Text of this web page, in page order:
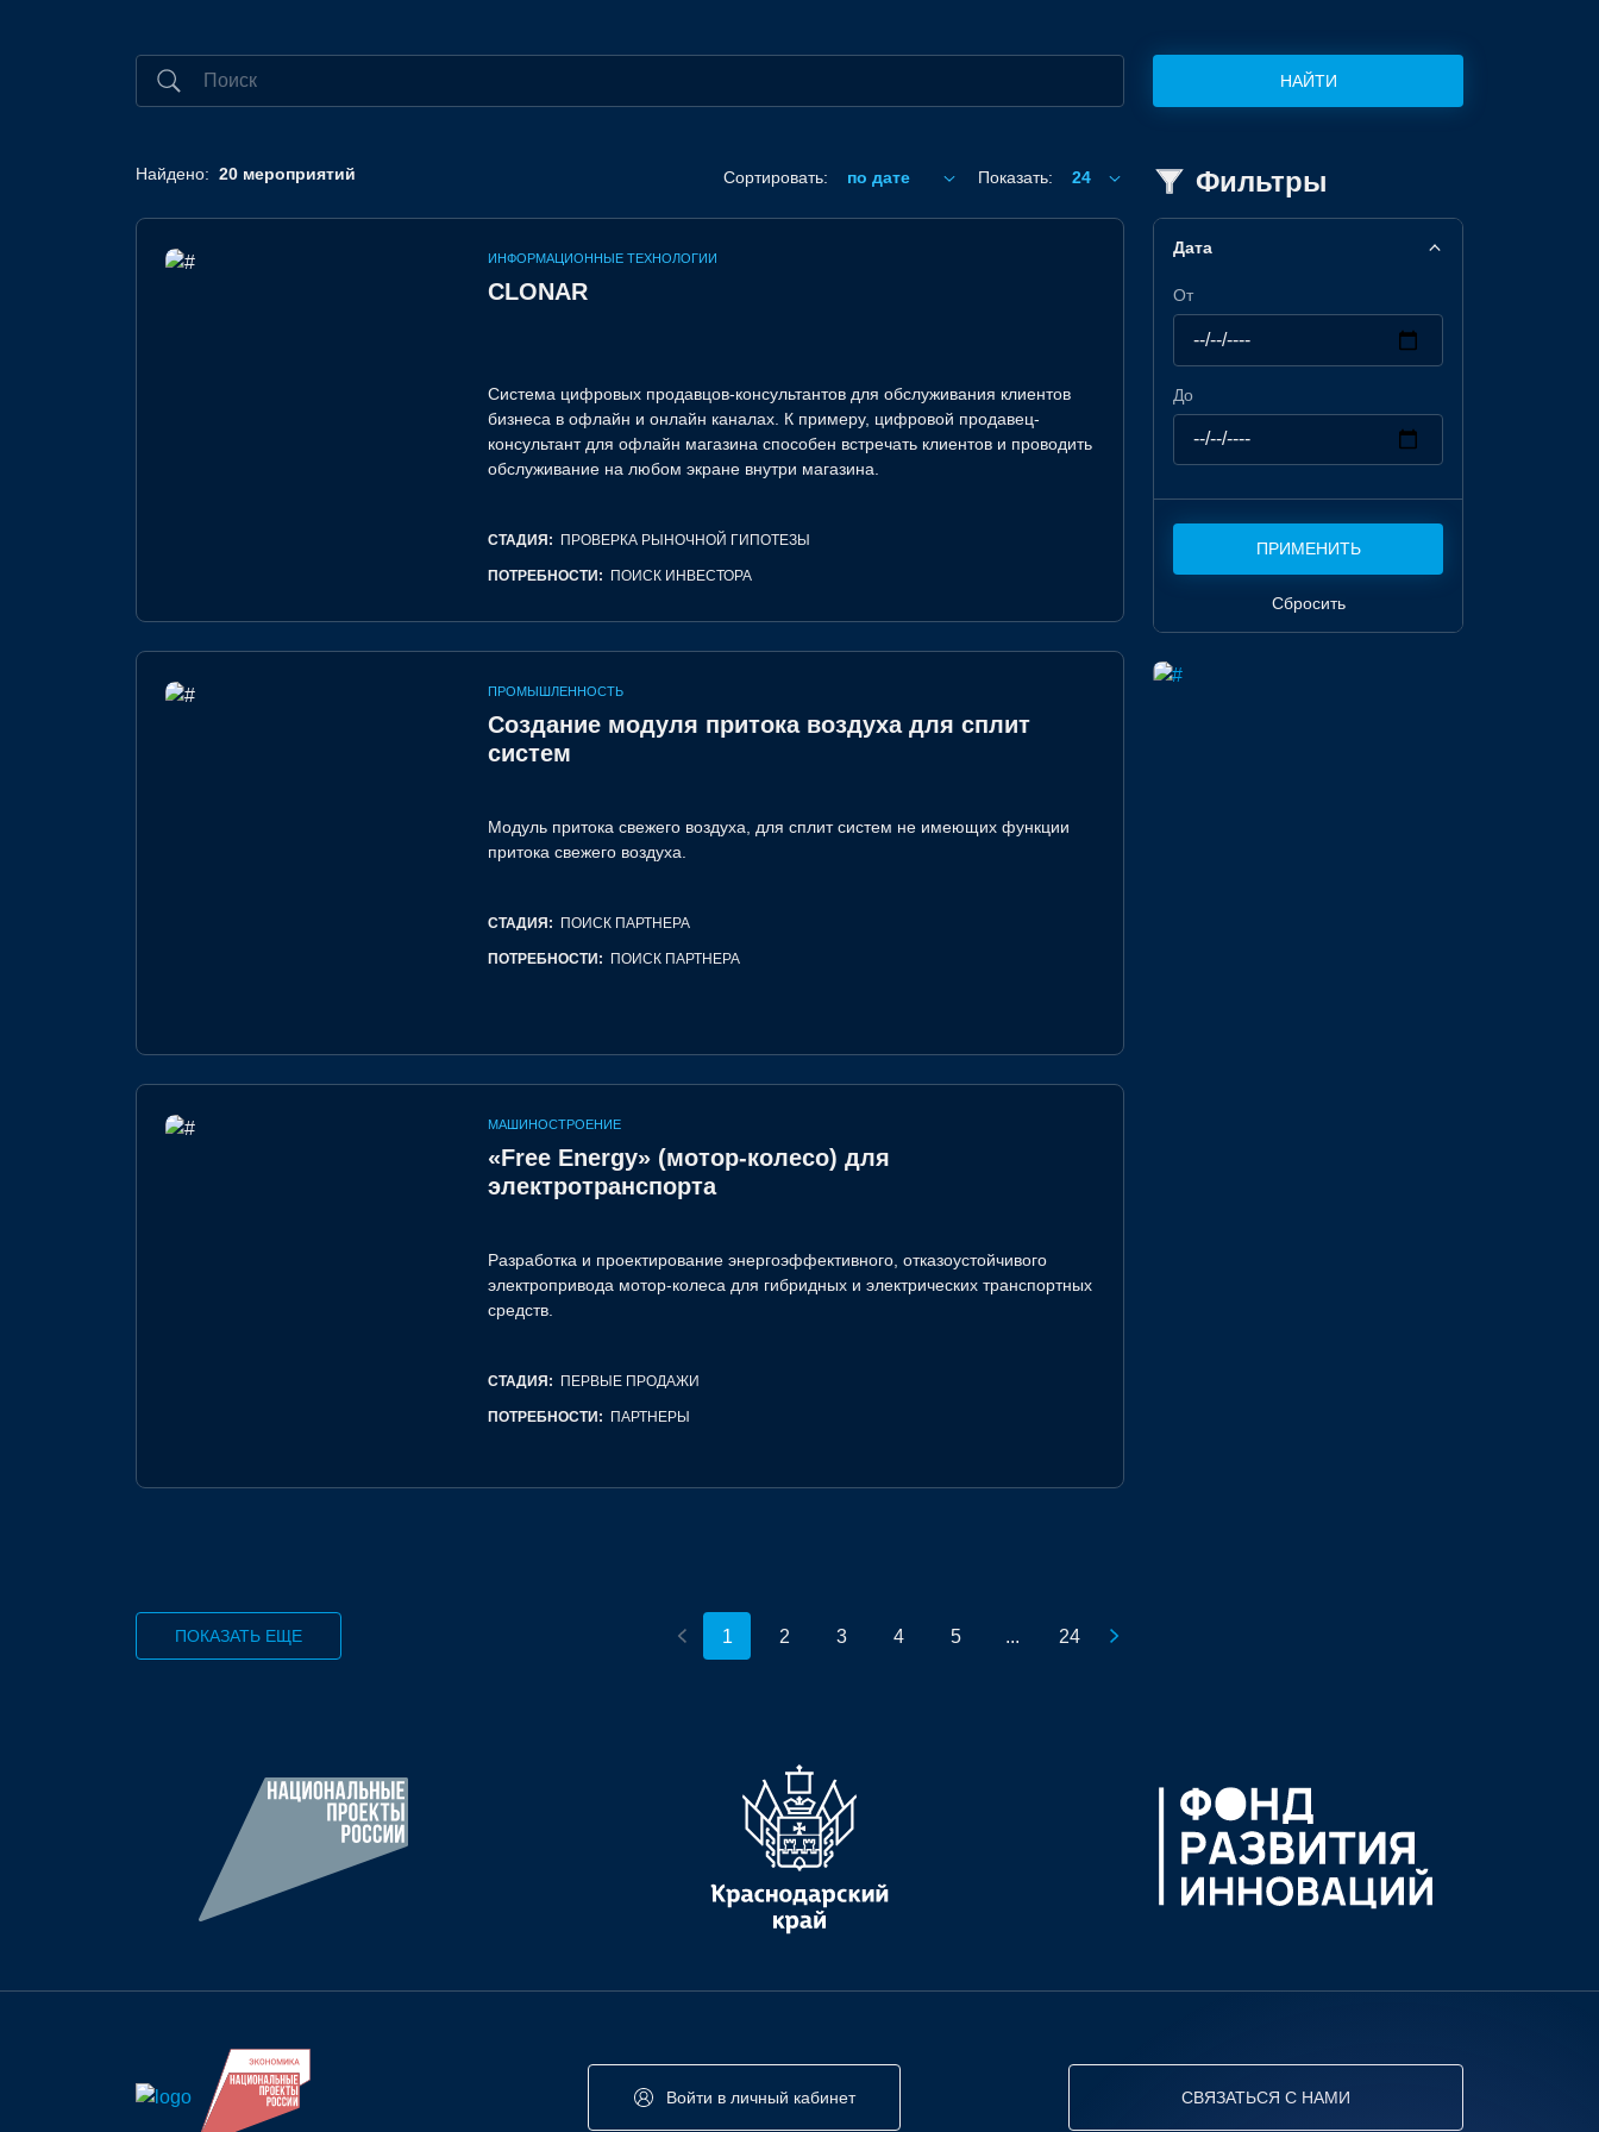
НАЙТИ
Найдено: 20 мероприятий Сортировать: по дате Показать: 24
ИНФОРМАЦИОННЫЕ ТЕХНОЛОГИИ
CLONAR
Система цифровых продавцов-консультантов для обслуживания клиентов
бизнеса в офлайн и онлайн каналах. К примеру, цифровой продавец-
консультант для офлайн магазина способен встречать клиентов и проводить
обслуживание на любом экране внутри магазина.
СТАДИЯ: ПРОВЕРКА РЫНОЧНОЙ ГИПОТЕЗЫ
ПОТРЕБНОСТИ: ПОИСК ИНВЕСТОРА
ПРОМЫШЛЕННОСТЬ
Создание модуля притока воздуха для сплит
систем
Модуль притока свежего воздуха, для сплит систем не имеющих функции
притока свежего воздуха.
СТАДИЯ: ПОИСК ПАРТНЕРА
ПОТРЕБНОСТИ: ПОИСК ПАРТНЕРА
МАШИНОСТРОЕНИЕ
«Free Energy» (мотор-колесо) для
электротранспорта
Разработка и проектирование энергоэффективного, отказоустойчивого
электропривода мотор-колеса для гибридных и электрических транспортных
средств.
СТАДИЯ: ПЕРВЫЕ ПРОДАЖИ
ПОТРЕБНОСТИ: ПАРТНЕРЫ
ПОКАЗАТЬ ЕЩЕ 1 2 3 4 5 ... 24
Фильтры
Дата
От
До
ПРИМЕНИТЬ
Сбросить
Войти в личный кабинет СВЯЗАТЬСЯ С НАМИ